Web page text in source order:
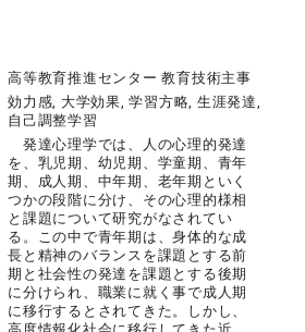
高等教育推進センター 教育技術主事
効力感, 大学効果, 学習方略, 生涯発達,
自己調整学習
発達心理学では、人の心理的発達
を、乳児期、幼児期、学童期、青年
期、成人期、中年期、老年期といく
つかの段階に分け、その心理的様相
と課題について研究がなされてい
る。この中で青年期は、身体的な成
長と精神のバランスを課題とする前
期と社会性の発達を課題とする後期
に分けられ、職業に就く事で成人期
に移行するとされてきた。しかし、